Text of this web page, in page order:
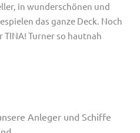
in wunderschönen und
das ganze Deck. Noch
TINA! Turner so hautnah
Anleger und Schiffe